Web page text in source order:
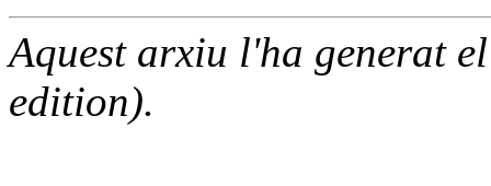
Aquest arxiu l'ha generat
edition).